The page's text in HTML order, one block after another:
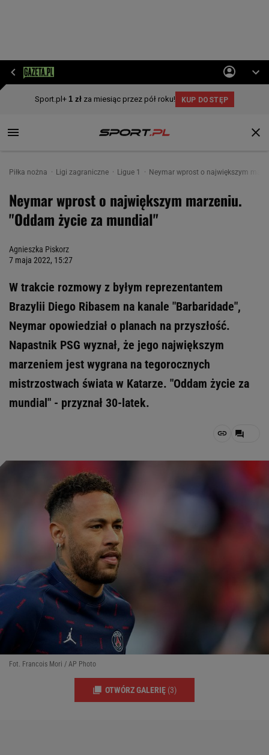
Piłka nożna Ligi zagraniczne Ligue 1 Neymar wprost o największym
Neymar wprost o największym marzeniu.
"Oddam życie za mundial"
Agnieszka Piskorz
7 maja 2022, 15:27
W trakcie rozmowy z byłym reprezentantem
Brazylii Diego Ribasem na kanale "Barbaridade",
Neymar opowiedział o planach na przyszłość.
Napastnik PSG wyznał, że jego największym
marzeniem jest wygrana na tegorocznych
mistrzostwach świata w Katarze. "Oddam życie za
mundial" - przyznał 30-latek.
Fot. Francois Mori / AP Photo
OTWÓRZ GALERIĘ (3)